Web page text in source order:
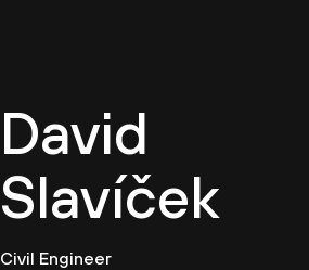
David
Slavíček
Civil Engineer